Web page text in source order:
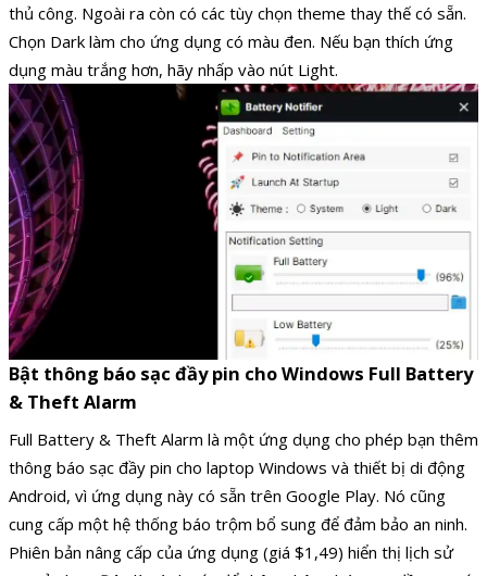
thủ công. Ngoài ra còn có các tùy chọn theme thay thế có sẵn.
Chọn Dark làm cho ứng dụng có màu đen. Nếu bạn thích ứng
dụng màu trắng hơn, hãy nhấp vào nút Light.
Bật thông báo sạc đầy pin cho Windows Full Battery
& Theft Alarm
Full Battery & Theft Alarm là một ứng dụng cho phép bạn thêm
thông báo sạc đầy pin cho laptop Windows và thiết bị di động
Android, vì ứng dụng này có sẵn trên Google Play. Nó cũng
cung cấp một hệ thống báo trộm bổ sung để đảm bảo an ninh.
Phiên bản nâng cấp của ứng dụng (giá $1,49) hiển thị lịch sử